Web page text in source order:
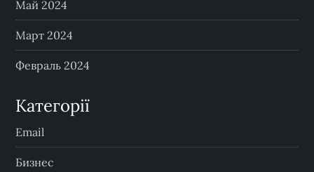
Май 2024
Март 2024
Февраль 2024
Категорії
Email
Бизнес